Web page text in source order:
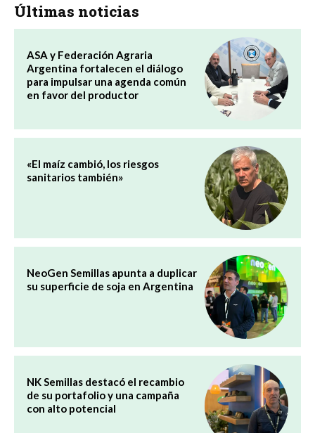
Últimas noticias
ASA y Federación Agraria
Argentina fortalecen el diálogo
para impulsar una agenda común
en favor del productor
«El maíz cambió, los riesgos
sanitarios también»
NeoGen Semillas apunta a duplicar
su superficie de soja en Argentina
NK Semillas destacó el recambio
de su portafolio y una campaña
con alto potencial